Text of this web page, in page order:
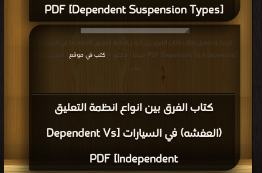
[Dependent Suspension Types] PDF
كتاب الفرق بين انواع انظمة التعليق
(العفشه) في السيارات [Dependent Vs
Independent] PDF
قراءة و تحميل كتاب كتاب الفرق بين انواع انظمة التعليق (العفشه) في السيارات
كتب في موقع
| التحميل : مرة/
مرات